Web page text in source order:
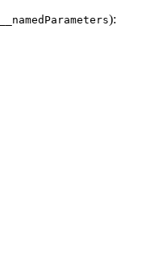
__namedParameters):